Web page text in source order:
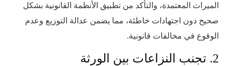
الميراث المعتمدة، والتأكد من تطبيق الأنظمة القانونية بشكل
صحيح دون اجتهادات خاطئة، مما يضمن عدالة التوزيع وعدم
الوقوع في مخالفات قانونية.
2. تجنب النزاعات بين الورثة